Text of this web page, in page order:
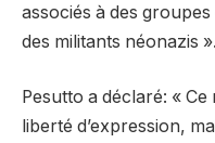
associés à des
des militants néonazis ».
Pesutto a déclaré: « Ce
liberté d’expression,